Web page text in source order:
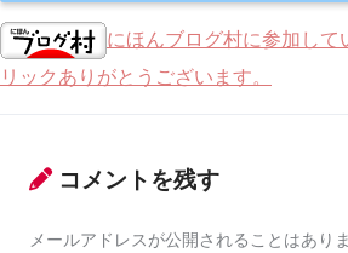
にほんブログ村に参加して
リックありがとうございます。
コメントを残す
メールアドレスが公開されることはありま